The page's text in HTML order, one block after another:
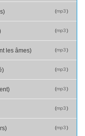
(mp3)
(mp3)
(mp3)
les âmes)
(mp3)
(mp3)
(mp3)
(mp3)